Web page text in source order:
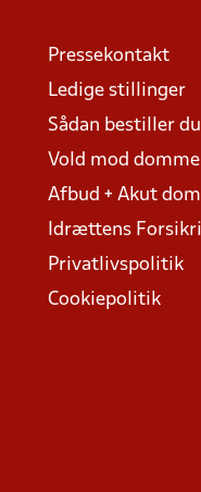
Pressekontakt
Ledige stillinger
Sådan bestiller
Vold mod
Afbud + Akut
Idrættens
Privatlivspolitik
Cookiepolitik